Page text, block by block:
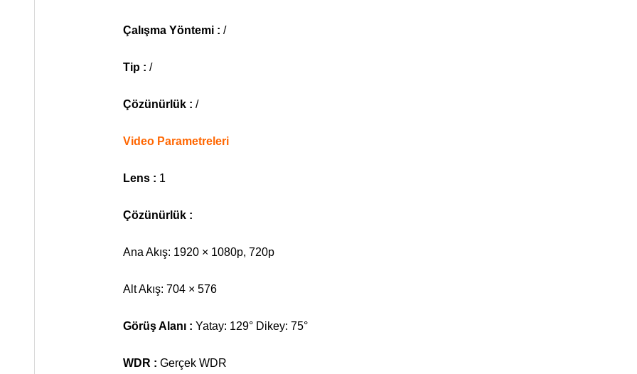
Çalışma Yöntemi : /
Tip : /
Çözünürlük : /
Video Parametreleri
Lens : 1
Çözünürlük :
Ana Akış: 1920 × 1080p, 720p
Alt Akış: 704 × 576
Görüş Alanı : Yatay: 129° Dikey: 75°
WDR : Gerçek WDR